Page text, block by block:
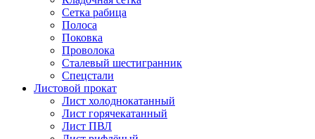
Сетка рабица
Полоса
Поковка
Проволока
Сталевый шестигранник
Спецстали
Листовой прокат
Лист холоднокатанный
Лист горячекатанный
Лист ПВЛ